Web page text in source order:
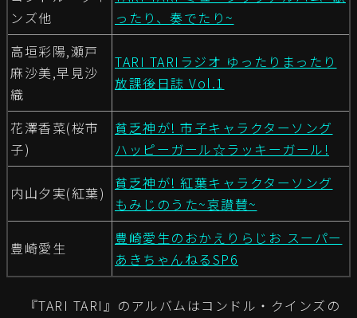
ンズ他
ったり、奏でたり~
高垣彩陽,瀬戸
麻沙美,早見沙
織
TARI TARIラジオ ゆったりまったり
放課後日誌 Vol.1
花澤香菜(桜市
子)
貧乏神が! 市子キャラクターソング
ハッピーガール☆ラッキーガール!
内山夕実(紅葉)
貧乏神が! 紅葉キャラクターソング
もみじのうた~哀讃賛~
豊崎愛生
豊崎愛生のおかえりらじお スーパー
あきちゃんねるSP6
『TARI TARI』のアルバムはコンドル・クインズの